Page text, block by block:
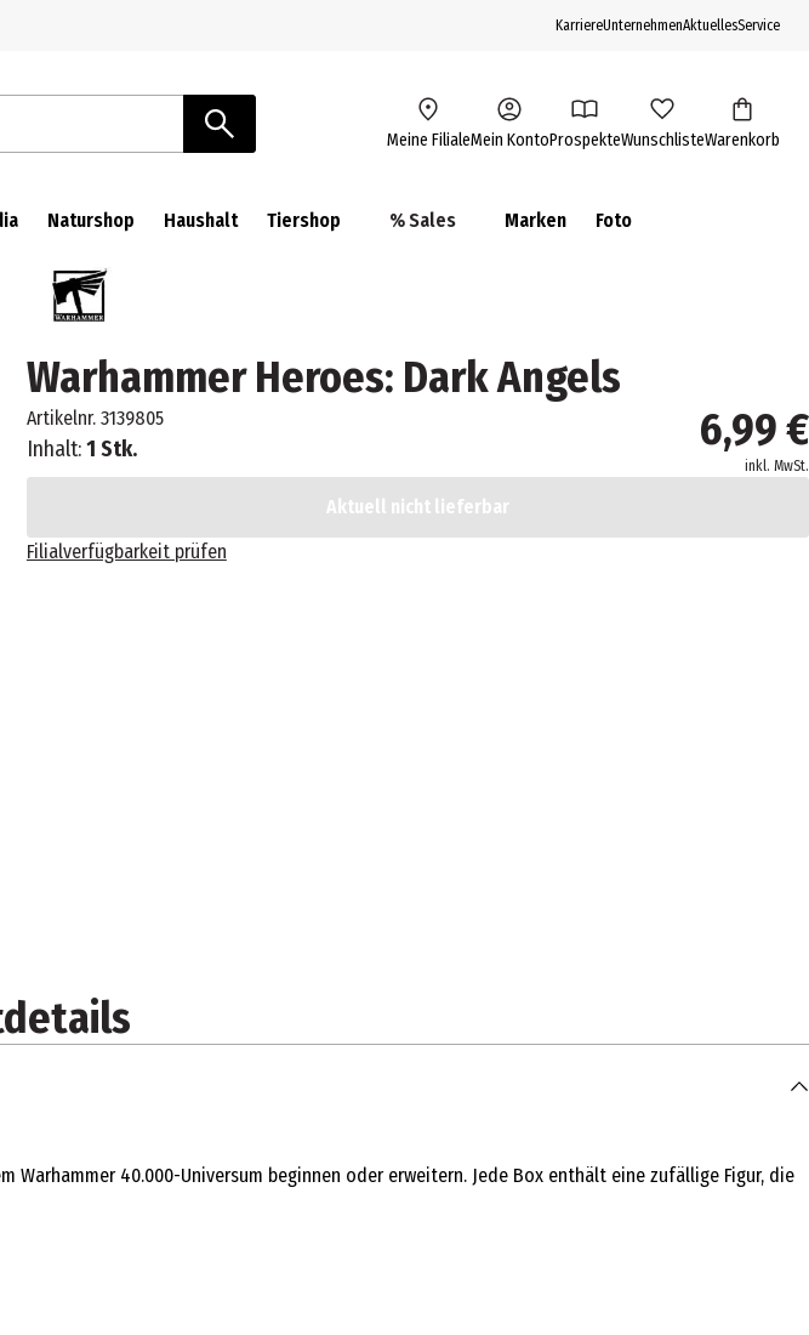
KarriereUnternehmenAktuellesService
Meine FilialeMein KontoProspekteWunschlisteWarenkorb
Naturshop Haushalt Tiershop % Sales Marken Foto
Warhammer Heroes: Dark Angels
Artikelnr. 3139805
Inhalt:1 Stk. 6,99 €
inkl. MwSt.
Aktuell nicht lieferbar
Filialverfügbarkeit prüfen
40.000-Universum beginnen oder erweitern. Jede Box enthält eine zufällige Figur, die